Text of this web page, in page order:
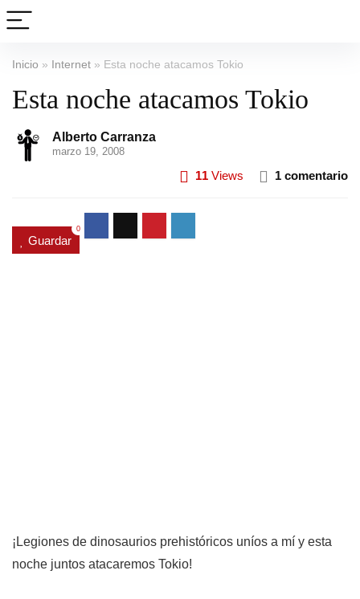
Inicio » Internet » Esta noche atacamos Tokio
Esta noche atacamos Tokio
Alberto Carranza
marzo 19, 2008
11 Views 1 comentario
Guardar
0
¡Legiones de dinosaurios prehistóricos uníos a mí y esta
noche juntos atacaremos Tokio!